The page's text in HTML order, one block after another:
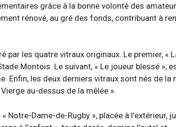
grâce à la bonne volonté des
rénové, au gré des fonds, contribuant à
par les quatre vitraux originaux. Le premier, «
Montois. Le suivant, « Le joueur blessé »,
Enfin, les deux derniers vitraux sont nés de la
au-dessus de la mêlée ».
Dame-de-Rugby », placée à l’extérieur,